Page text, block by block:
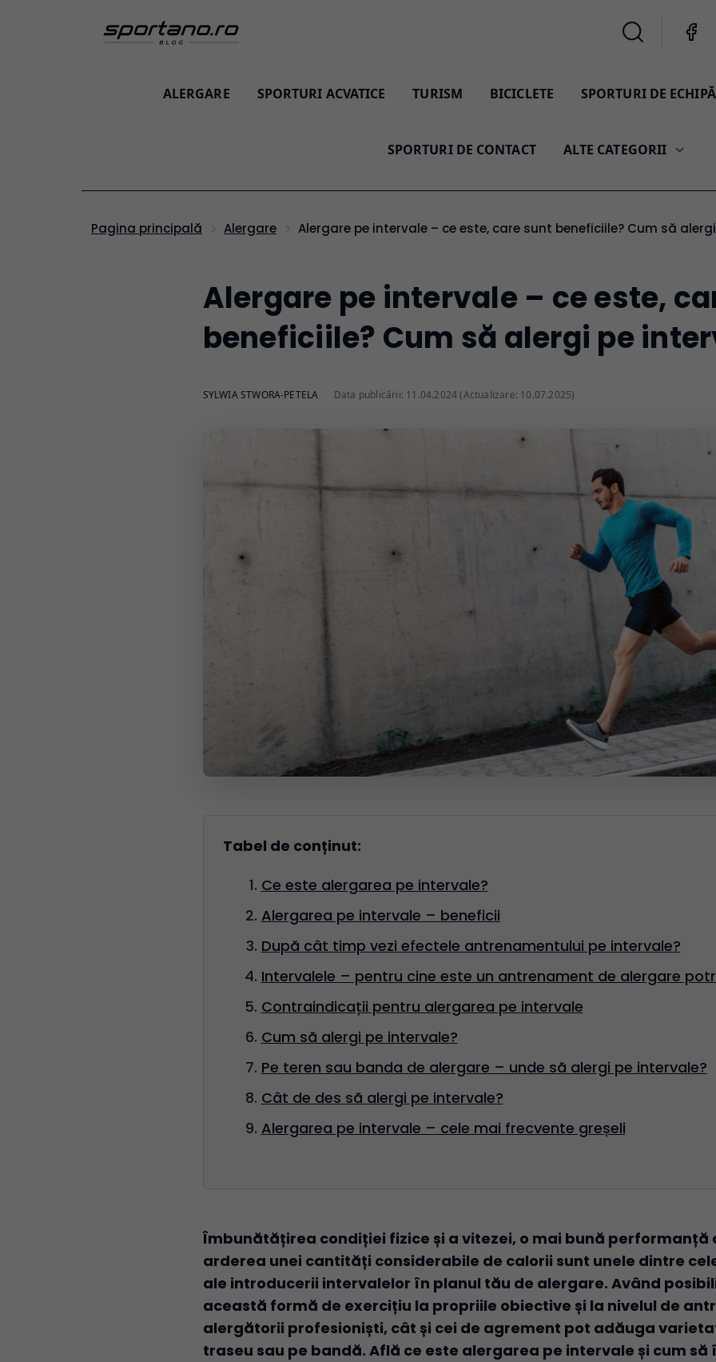
ALERGARE SPORTURI ACVATICE TURISM BICICLETE SPORTURI DE ECHIPĂ
SPORTURI DE CONTACT ALTE CATEGORII
Pagina principală Alergare Alergare pe intervale – ce este, care sunt beneficiile? Cum să
Alergare pe intervale – ce este,
beneficiile? Cum să alergi pe
SYLWIA STWORA-PETELA Data publicării: 11.04.2024 (Actualizare: 10.07.2025)
Tabel de conținut:
Ce este alergarea pe intervale?
Alergarea pe intervale – beneficii
După cât timp vezi efectele antrenamentului pe intervale?
Intervalele – pentru cine este un antrenament de alergare
Contraindicații pentru alergarea pe intervale
Cum să alergi pe intervale?
Pe teren sau banda de alergare – unde să alergi pe intervale?
Cât de des să alergi pe intervale?
Alergarea pe intervale – cele mai frecvente greșeli
Îmbunătățirea condiției fizice și a vitezei, o mai bună performanță
arderea unei cantități considerabile de calorii sunt unele dintre
ale introducerii intervalelor în planul tău de alergare. Având
această formă de exercițiu la propriile obiective și la nivelul de
alergătorii profesioniști, cât și cei de agrement pot adăuga
traseu sau pe bandă. Află ce este alergarea pe intervale și cum